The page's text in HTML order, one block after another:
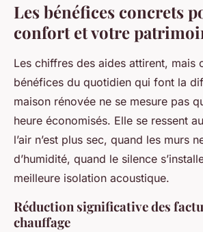
Les bénéfices concrets
confort et votre
Les chiffres des aides attirent, mais
bénéfices du quotidien qui font la
maison rénovée ne se mesure pas
heure économisés. Elle se ressent
l’air n’est plus sec, quand les murs
d’humidité, quand le silence
meilleure isolation acoustique.
Réduction significative des
chauffage